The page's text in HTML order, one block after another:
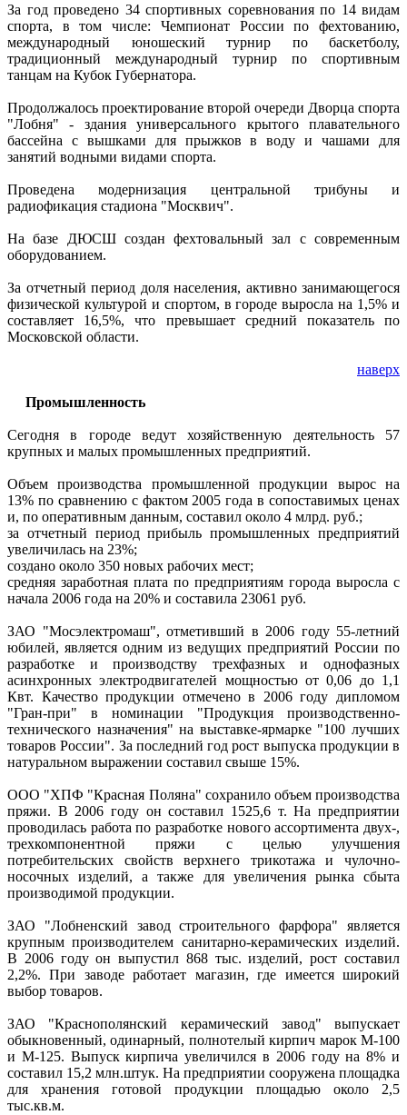
За год проведено 34 спортивных соревнования по 14 видам
спорта, в том числе: Чемпионат России по фехтованию,
международный юношеский турнир по баскетболу,
традиционный международный турнир по спортивным
танцам на Кубок Губернатора.
Продолжалось проектирование второй очереди Дворца спорта
"Лобня" - здания универсального крытого плавательного
бассейна с вышками для прыжков в воду и чашами для
занятий водными видами спорта.
Проведена модернизация центральной трибуны и
радиофикация стадиона "Москвич".
На базе ДЮСШ создан фехтовальный зал с современным
оборудованием.
За отчетный период доля населения, активно занимающегося
физической культурой и спортом, в городе выросла на 1,5% и
составляет 16,5%, что превышает средний показатель по
Московской области.
наверх
Промышленность
Сегодня в городе ведут хозяйственную деятельность 57
крупных и малых промышленных предприятий.
Объем производства промышленной продукции вырос на
13% по сравнению с фактом 2005 года в сопоставимых ценах
и, по оперативным данным, составил около 4 млрд. руб.;
за отчетный период прибыль промышленных предприятий
увеличилась на 23%;
создано около 350 новых рабочих мест;
средняя заработная плата по предприятиям города выросла с
начала 2006 года на 20% и составила 23061 руб.
ЗАО "Мосэлектромаш", отметивший в 2006 году 55-летний
юбилей, является одним из ведущих предприятий России по
разработке и производству трехфазных и однофазных
асинхронных электродвигателей мощностью от 0,06 до 1,1
Квт. Качество продукции отмечено в 2006 году дипломом
"Гран-при" в номинации "Продукция производственно-
технического назначения" на выставке-ярмарке "100 лучших
товаров России". За последний год рост выпуска продукции в
натуральном выражении составил свыше 15%.
ООО "ХПФ "Красная Поляна" сохранило объем производства
пряжи. В 2006 году он составил 1525,6 т. На предприятии
проводилась работа по разработке нового ассортимента двух-,
трехкомпонентной пряжи с целью улучшения
потребительских свойств верхнего трикотажа и чулочно-
носочных изделий, а также для увеличения рынка сбыта
производимой продукции.
ЗАО "Лобненский завод строительного фарфора" является
крупным производителем санитарно-керамических изделий.
В 2006 году он выпустил 868 тыс. изделий, рост составил
2,2%. При заводе работает магазин, где имеется широкий
выбор товаров.
ЗАО "Краснополянский керамический завод" выпускает
обыкновенный, одинарный, полнотелый кирпич марок М-100
и М-125. Выпуск кирпича увеличился в 2006 году на 8% и
составил 15,2 млн.штук. На предприятии сооружена площадка
для хранения готовой продукции площадью около 2,5
тыс.кв.м.